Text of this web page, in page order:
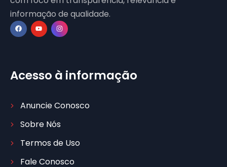
informação de qualidade.
Acesso à informação
Anuncie Conosco
Sobre Nós
Termos de Uso
Fale Conosco